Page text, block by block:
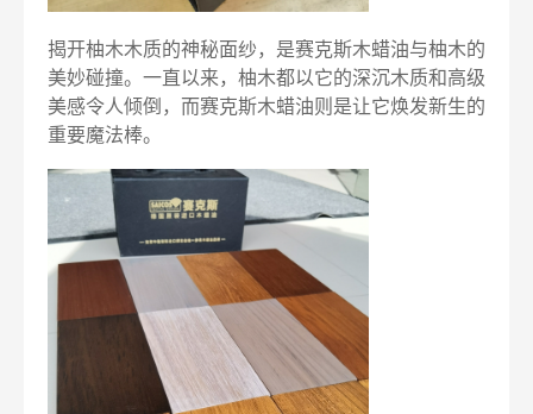
揭开柚木木质的神秘面纱，是赛克斯木蜡油与柚木的
美妙碰撞。一直以来，柚木都以它的深沉木质和高级
美感令人倾倒，而赛克斯木蜡油则是让它焕发新生的
重要魔法棒。